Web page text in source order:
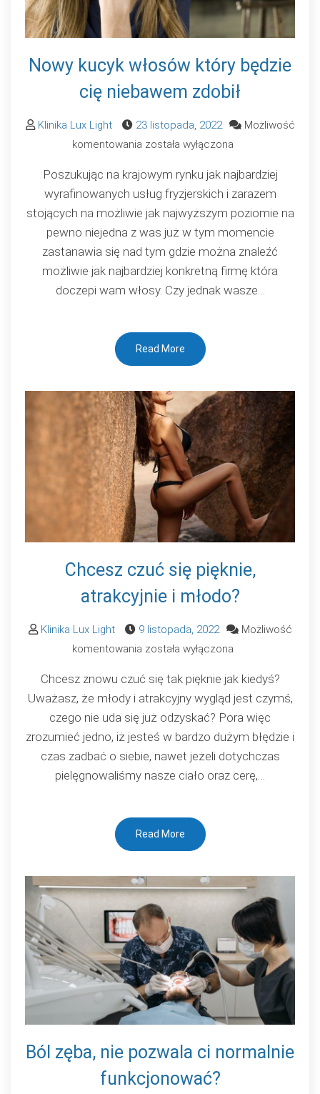
Nowy kucyk włosów który będzie
cię niebawem zdobił
Klinika Lux Light 23 listopada, 2022
Możliwość
komentowania Nowy
włosów
który
będzie
cię
niebawem
zdobił
została wyłączona
Poszukując na krajowym rynku jak najbardziej
wyrafinowanych usług fryzjerskich i zarazem
stojących na możliwie jak najwyższym poziomie na
pewno niejedna z was już w tym momencie
zastanawia się nad tym gdzie można znaleźć
możliwie jak najbardziej konkretną firmę która
doczepi wam włosy. Czy jednak wasze…
Read More
Chcesz czuć się pięknie,
atrakcyjnie i młodo?
Klinika Lux Light 9 listopada, 2022
Możliwość
komentowania Chcesz
się
pięknie,
atrakcyjnie
i
młodo?
została wyłączona
Chcesz znowu czuć się tak pięknie jak kiedyś?
Uważasz, że młody i atrakcyjny wygląd jest czymś,
czego nie uda się już odzyskać? Pora więc
zrozumieć jedno, iż jesteś w bardzo dużym błędzie i
czas zadbać o siebie, nawet jeżeli dotychczas
pielęgnowaliśmy nasze ciało oraz cerę,…
Read More
Ból zęba, nie pozwala ci normalnie
funkcjonować?